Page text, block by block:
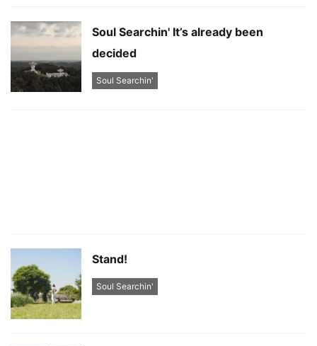
Soul Searchin' It’s already been
decided
Soul Searchin'
Stand!
Soul Searchin'